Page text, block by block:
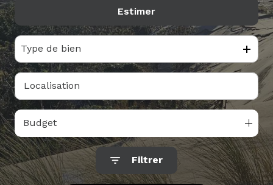
mail
contact
Estimer
Type de bien
Budget
Filtrer